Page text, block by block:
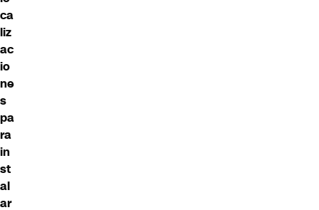
ca
liz
ac
io
ne
s
pa
ra
in
st
al
ar